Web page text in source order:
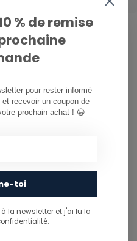
% de remise
pour rester informé
recevoir un coupon de
prochain achat ! 😀
toi
la newsletter et j'ai lu la